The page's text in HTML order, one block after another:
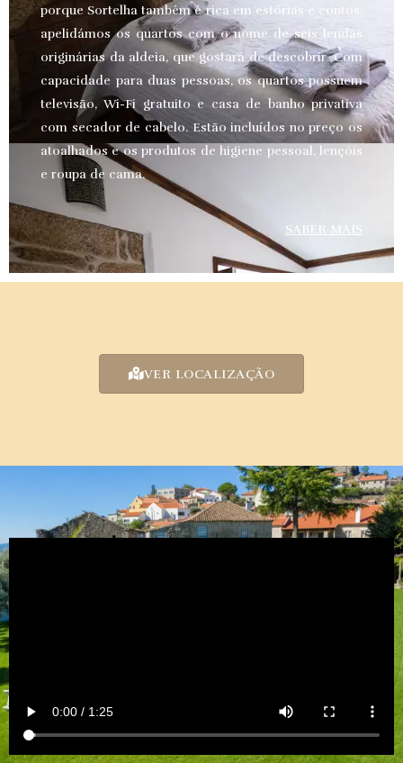
porque Sortelha também é rica em estórias e contos,
apelidámos os quartos com o nome de seis lendas
originárias da aldeia, que gostará de descobrir. Com
capacidade para duas pessoas, os quartos possuem
televisão, Wi-Fi gratuito e casa de banho privativa
com secador de cabelo. Estão incluídos no preço os
atoalhados e os produtos de higiene pessoal, lençóis
e roupa de cama.
SABER MAIS
VER LOCALIZAÇÃO